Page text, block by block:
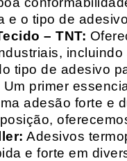
e o tipo de
– TNT:
tipo de adesivo
Um primer
adesão forte e
Adesivos
e forte em